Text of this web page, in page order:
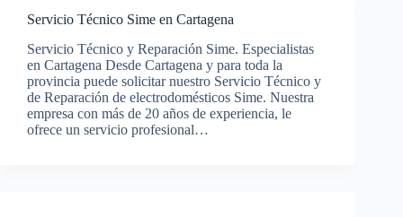
Servicio Técnico Sime en Cartagena
Servicio Técnico y Reparación Sime. Especialistas
en Cartagena Desde Cartagena y para toda la
provincia puede solicitar nuestro Servicio Técnico y
de Reparación de electrodomésticos Sime. Nuestra
empresa con más de 20 años de experiencia, le
ofrece un servicio profesional…